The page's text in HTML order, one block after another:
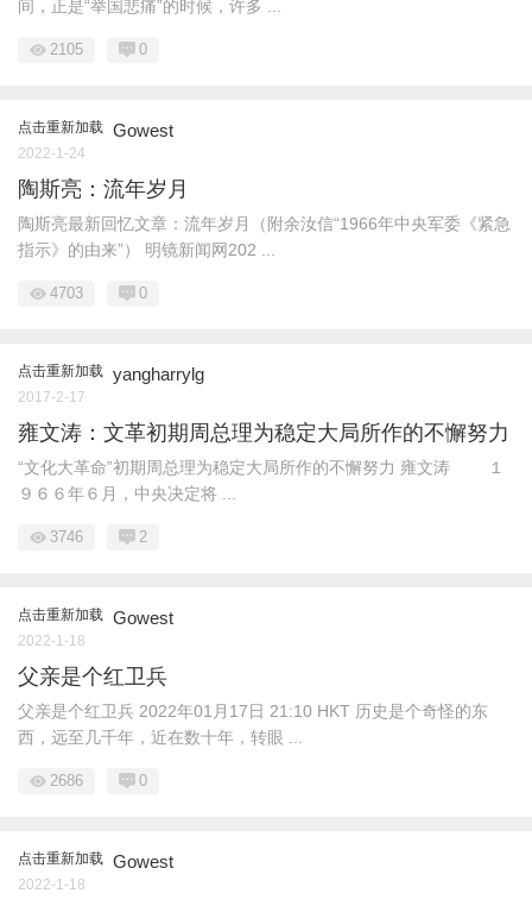
间，正是“举国悲痛”的时候，许多 ...
2105 0
点击重新加载 Gowest
2022-1-24
陶斯亮：流年岁月
陶斯亮最新回忆文章：流年岁月（附余汝信“1966年中央军委《紧急
指示》的由来”） 明镜新闻网202 ...
4703 0
点击重新加载 yangharrylg
2017-2-17
雍文涛：文革初期周总理为稳定大局所作的不懈努力
“文化大革命”初期周总理为稳定大局所作的不懈努力 雍文涛 １
９６６年６月，中央决定将 ...
3746 2
点击重新加载 Gowest
2022-1-18
父亲是个红卫兵
父亲是个红卫兵 2022年01月17日 21:10 HKT 历史是个奇怪的东
西，远至几千年，近在数十年，转眼 ...
2686 0
点击重新加载 Gowest
2022-1-18